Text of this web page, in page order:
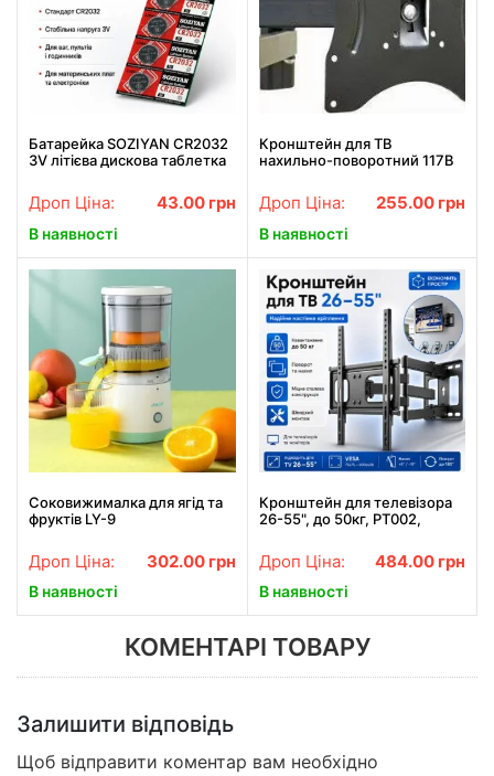
Батарейка SOZIYAN CR2032
3V літієва дискова таблетка
та електроніки
Дроп Ціна: 43.00 грн
В наявності
Кронштейн для ТВ
нахильно-поворотний 117B
Дроп Ціна: 255.00 грн
В наявності
Соковижималка для ягід та
фруктів LY-9
Дроп Ціна: 302.00 грн
В наявності
Кронштейн для телевізора
26-55", до 50кг, PT002,
кронштейн для телевізора /
Кріплення для телевізора
Дроп Ціна: 484.00 грн
В наявності
КОМЕНТАРІ ТОВАРУ
Залишити відповідь
Щоб відправити коментар вам необхідно